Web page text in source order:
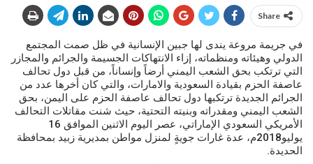
Share
في جريمة مروعة يندى لها جبين الإنسانية في ظل صمت المجتمع
الدولي وهيئاته ومنظماته، إزاء الانتهاكات الجسيمة والجرائم والمجازر
التي ترتكب بحق الشعب اليمني أرضاً وإنساناً، من قبل دول تحالف
عاصفة الحزم بقيادة السعودية والامارات، والتي كان أخرها عدد من
الجرائم الجديدة ترتكبها دول تحالف عاصفة الحزم على اليمن، بحق
الشعب اليمني ومقدراته وبنيته التحتية، حيث شنت مقاتلات التحالف
الأمريكي السعودي الإماراتي، عصر اليوم الاثنين الموافق 16
يوليو2018م، عدة غارات جويةٍ لمنزل مواطن بمديرية زبيد بمحافظة
الحديدة.